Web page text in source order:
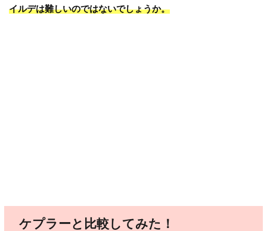
イルデは難しいのではないでしょうか。
ケプラーと比較してみた！